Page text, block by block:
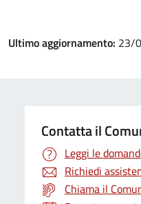
Ultimo aggiornamento: 23/
Contatta il
Leggi le
Richiedi
Chiama il